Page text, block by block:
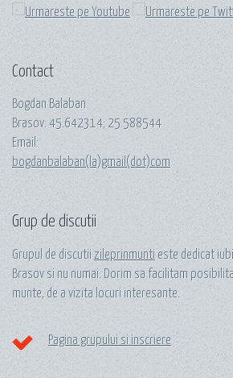
Contact
Bogdan Balaban
Brasov: 45.642314; 25.588544
Email:
bogdanbalaban(la)gmail(dot)com
Grup de discutii
Grupul de discutii zileprinmunti este dedicat
Brasov si nu numai. Dorim sa facilitam
munte, de a vizita locuri interesante.
Pagina grupului si inscriere